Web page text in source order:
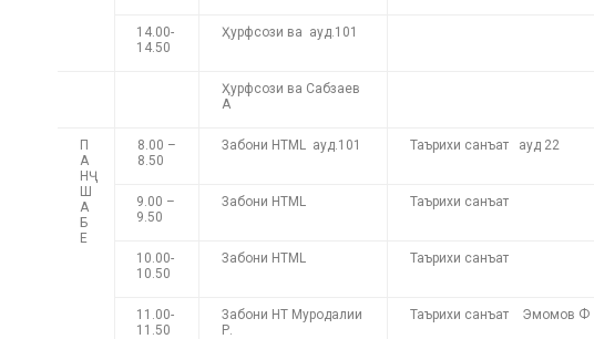
14.00-
14.50
Ҳурфсози ва ауд.101
Ҳурфсози ва Сабзаев
А
П
А
НҶ
Ш
А
Б
Е
8.00 –
8.50
Забони HTML ауд.101 Таърихи санъат ауд 22
9.00 –
9.50
Забони HTML Таърихи санъат
10.00-
10.50
Забони HTML Таърихи санъат
11.00-
11.50
Забони HT Муродалии
Р.
Таърихи санъат Эмомов Ф